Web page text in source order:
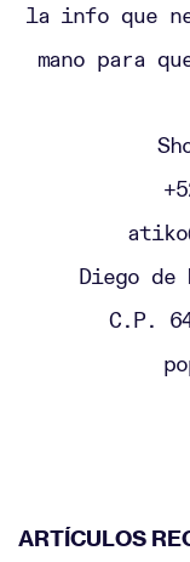
la info que
mano para
Diego de
C.P.
ARTÍCULOS